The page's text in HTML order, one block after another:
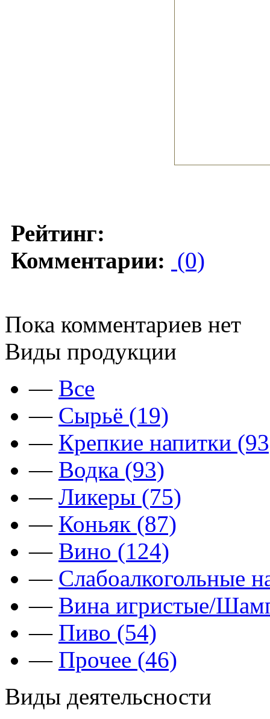
Рейтинг:
Комментарии: (0)
Пока комментариев нет
Виды продукции
— Все
— Сырьё (19)
— Крепкие напитки
— Водка (93)
— Ликеры (75)
— Коньяк (87)
— Вино (124)
— Слабоалкогольные
— Вина игристые/
— Пиво (54)
— Прочее (46)
Виды деятельсности